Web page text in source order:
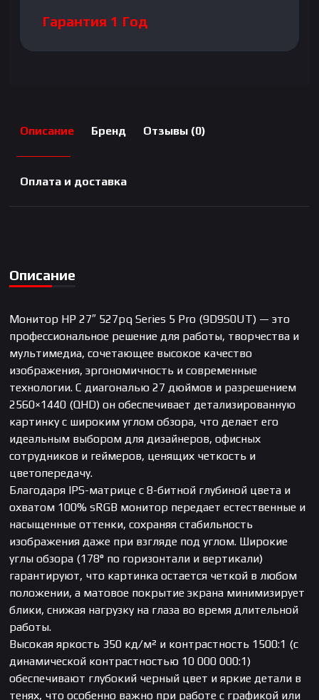
Гарантия 1 Год
Описание Бренд Отзывы (0)
Оплата и доставка
Описание
Монитор HP 27″ 527pq Series 5 Pro (9D9S0UT) — это
профессиональное решение для работы, творчества и
мультимедиа, сочетающее высокое качество
изображения, эргономичность и современные
технологии. С диагональю 27 дюймов и разрешением
2560×1440 (QHD) он обеспечивает детализированную
картинку с широким углом обзора, что делает его
идеальным выбором для дизайнеров, офисных
сотрудников и геймеров, ценящих четкость и
цветопередачу.
Благодаря IPS-матрице с 8-битной глубиной цвета и
охватом 100% sRGB монитор передает естественные и
насыщенные оттенки, сохраняя стабильность
изображения даже при взгляде под углом. Широкие
углы обзора (178° по горизонтали и вертикали)
гарантируют, что картинка остается четкой в любом
положении, а матовое покрытие экрана минимизирует
блики, снижая нагрузку на глаза во время длительной
работы.
Высокая яркость 350 кд/м² и контрастность 1500:1 (с
динамической контрастностью 10 000 000:1)
обеспечивают глубокий черный цвет и яркие детали в
тенях, что особенно важно при работе с графикой или